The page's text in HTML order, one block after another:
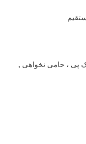
پی ، حامی نخواهی ,